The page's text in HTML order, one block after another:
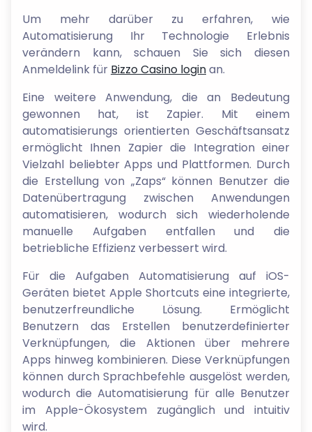
Um mehr darüber zu erfahren, wie
Automatisierung Ihr Technologie Erlebnis
verändern kann, schauen Sie sich diesen
Anmeldelink für Bizzo Casino loginan.
Eine weitere Anwendung, die an Bedeutung
gewonnen hat, ist Zapier. Mit einem
automatisierungs orientierten Geschäftsansatz
ermöglicht Ihnen Zapier die Integration einer
Vielzahl beliebter Apps und Plattformen. Durch
die Erstellung von „Zaps“ können Benutzer die
Datenübertragung zwischen Anwendungen
automatisieren, wodurch sich wiederholende
manuelle Aufgaben entfallen und die
betriebliche Effizienz verbessert wird.
Für die Aufgaben Automatisierung auf iOS-
Geräten bietet Apple Shortcuts eine integrierte,
benutzerfreundliche Lösung. Ermöglicht
Benutzern das Erstellen benutzerdefinierter
Verknüpfungen, die Aktionen über mehrere
Apps hinweg kombinieren. Diese Verknüpfungen
können durch Sprachbefehle ausgelöst werden,
wodurch die Automatisierung für alle Benutzer
im Apple-Ökosystem zugänglich und intuitiv
wird.